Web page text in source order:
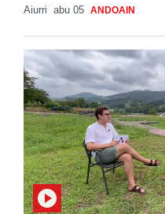
Aiurri abu 05 ANDOAIN